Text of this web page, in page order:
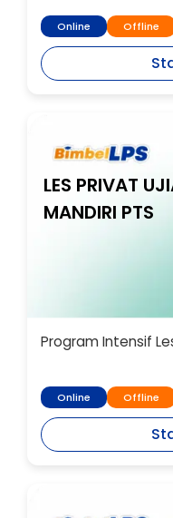
Online Offline
LES PRIVAT
MANDIRI PTS
Program Intensif
Online Offline